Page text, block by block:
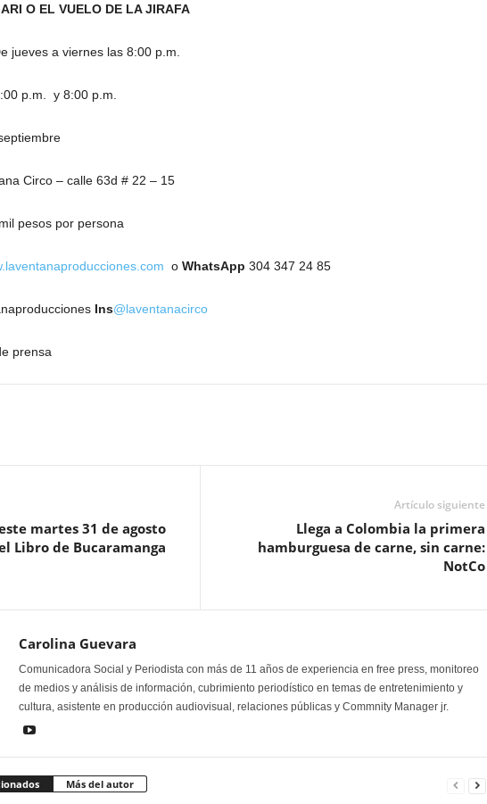
O EL VUELO DE LA JIRAFA
jueves a viernes las 8:00 p.m.
p.m. y 8:00 p.m.
Circo – calle 63d # 22 – 15
pesos por persona
o WhatsApp 304 347 24 85
Ins@laventanacirco
prensa
martes 31 de agosto
Libro de Bucaramanga
Artículo siguiente
Llega a Colombia la primera
hamburguesa de carne, sin carne:
NotCo
Carolina Guevara
Comunicadora Social y Periodista con más de 11 años de experiencia en free press, monitoreo
de medios y análisis de información, cubrimiento periodístico en temas de entretenimiento y
cultura, asistente en producción audiovisual, relaciones públicas y Commnity Manager jr.
Más del autor